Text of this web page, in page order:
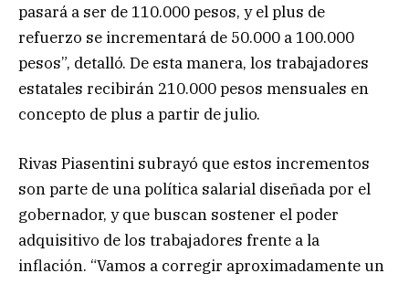
pasará a ser de 110.000 pesos, y el plus de
refuerzo se incrementará de 50.000 a 100.000
pesos”, detalló. De esta manera, los trabajadores
estatales recibirán 210.000 pesos mensuales en
concepto de plus a partir de julio.
Rivas Piasentini subrayó que estos incrementos
son parte de una política salarial diseñada por el
gobernador, y que buscan sostener el poder
adquisitivo de los trabajadores frente a la
inflación. “Vamos a corregir aproximadamente un